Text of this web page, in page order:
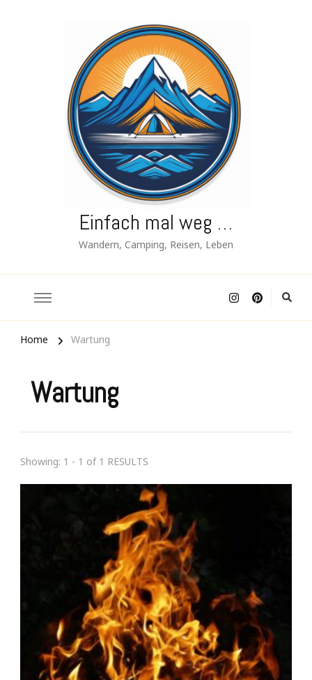
Einfach mal weg …
Wandern, Camping, Reisen, Leben
Home Wartung
Wartung
Showing: 1 - 1 of 1 RESULTS